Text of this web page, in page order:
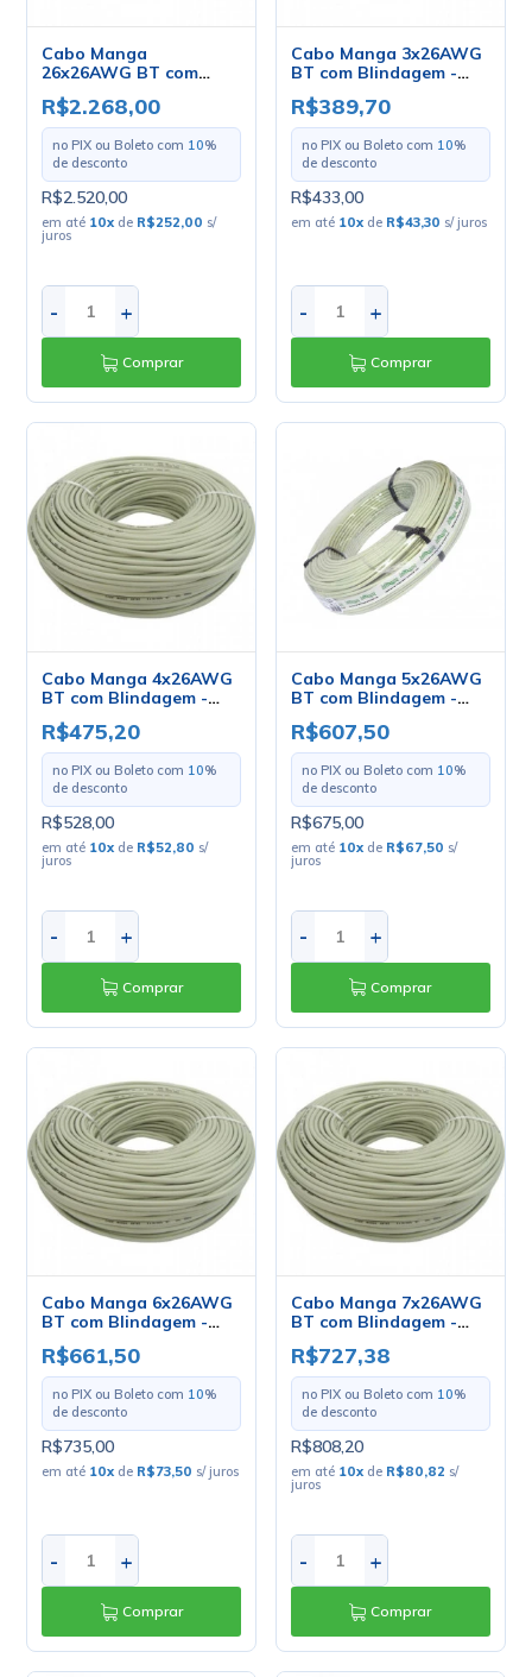
Cabo Manga
26x26AWG BT com
Blindagem - Mult Cabo
- Rolo com 100 Metros
R$2.268,00
no PIX ou Boleto com 10%
de desconto
R$2.520,00
em até 10x de R$252,00 s/
juros
- +
Comprar
Cabo Manga 3x26AWG
BT com Blindagem -
Mult Cabo - Rolo com
100 Metros
R$389,70
no PIX ou Boleto com 10%
de desconto
R$433,00
em até 10x de R$43,30 s/ juros
- +
Comprar
Cabo Manga 4x26AWG
BT com Blindagem -
Mult Cabo - Rolo com
100 Metros
R$475,20
no PIX ou Boleto com 10%
de desconto
R$528,00
em até 10x de R$52,80 s/
juros
- +
Comprar
Cabo Manga 5x26AWG
BT com Blindagem -
Mult Cabo - Rolo com
100 Metros
R$607,50
no PIX ou Boleto com 10%
de desconto
R$675,00
em até 10x de R$67,50 s/
juros
- +
Comprar
Cabo Manga 6x26AWG
BT com Blindagem -
Mult Cabo - Rolo com
100 Metros
R$661,50
no PIX ou Boleto com 10%
de desconto
R$735,00
em até 10x de R$73,50 s/ juros
- +
Comprar
Cabo Manga 7x26AWG
BT com Blindagem -
Mult Cabo - Rolo com
100 Metros
R$727,38
no PIX ou Boleto com 10%
de desconto
R$808,20
em até 10x de R$80,82 s/
juros
- +
Comprar